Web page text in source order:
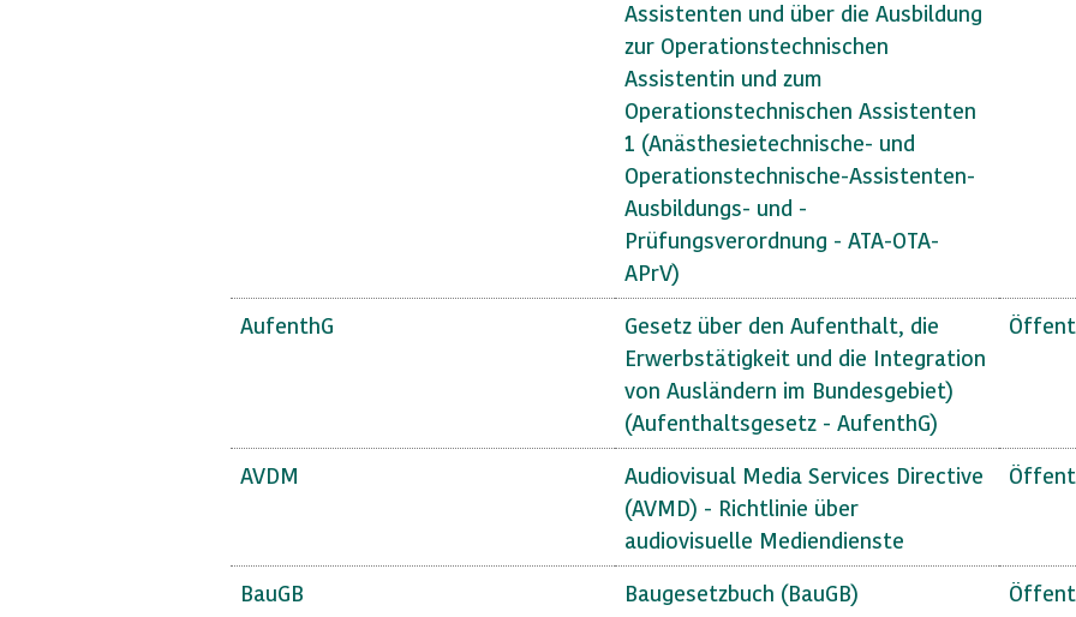
Assistenten und über die Ausbildung
zur Operationstechnischen
Assistentin und zum
Operationstechnischen Assistenten
1 (Anästhesietechnische- und
Operationstechnische-Assistenten-
Ausbildungs- und -
Prüfungsverordnung - ATA-OTA-
APrV)
AufenthG
Gesetz über den Aufenthalt, die
Erwerbstätigkeit und die Integration
von Ausländern im Bundesgebiet)
(Aufenthaltsgesetz - AufenthG)
AVDM
Audiovisual Media Services Directive
(AVMD) - Richtlinie über
audiovisuelle Mediendienste
BauGB Baugesetzbuch (BauGB)